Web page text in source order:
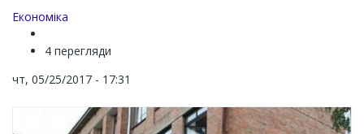
Економіка
4 перегляди
чт, 05/25/2017 - 17:31